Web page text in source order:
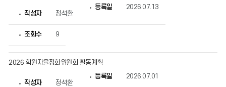
작성자 정석환
등록일 2026.07.13
조회수 9
2026 학원자율정화위원회 활동계획
작성자 정석환
등록일 2026.07.01